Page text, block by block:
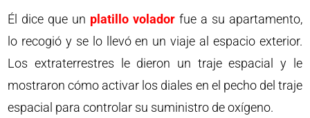
Él dice que un platillo volador fue a su apartamento,
lo recogió y se lo llevó en un viaje al espacio exterior.
Los extraterrestres le dieron un traje espacial y le
mostraron cómo activar los diales en el pecho del traje
espacial para controlar su suministro de oxígeno.